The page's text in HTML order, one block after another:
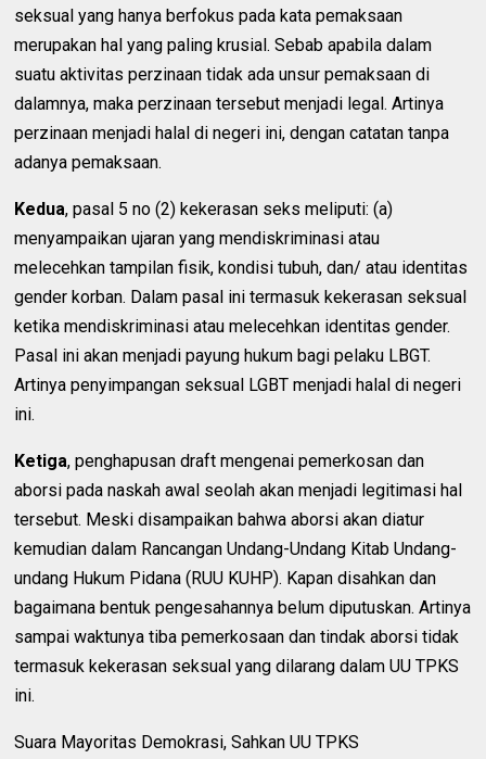
seksual yang hanya berfokus pada kata pemaksaan
merupakan hal yang paling krusial. Sebab apabila dalam
suatu aktivitas perzinaan tidak ada unsur pemaksaan di
dalamnya, maka perzinaan tersebut menjadi legal. Artinya
perzinaan menjadi halal di negeri ini, dengan catatan tanpa
adanya pemaksaan.
Kedua, pasal 5 no (2) kekerasan seks meliputi: (a)
menyampaikan ujaran yang mendiskriminasi atau
melecehkan tampilan fisik, kondisi tubuh, dan/ atau identitas
gender korban. Dalam pasal ini termasuk kekerasan seksual
ketika mendiskriminasi atau melecehkan identitas gender.
Pasal ini akan menjadi payung hukum bagi pelaku LBGT.
Artinya penyimpangan seksual LGBT menjadi halal di negeri
ini.
Ketiga, penghapusan draft mengenai pemerkosan dan
aborsi pada naskah awal seolah akan menjadi legitimasi hal
tersebut. Meski disampaikan bahwa aborsi akan diatur
kemudian dalam Rancangan Undang-Undang Kitab Undang-
undang Hukum Pidana (RUU KUHP). Kapan disahkan dan
bagaimana bentuk pengesahannya belum diputuskan. Artinya
sampai waktunya tiba pemerkosaan dan tindak aborsi tidak
termasuk kekerasan seksual yang dilarang dalam UU TPKS
ini.
Suara Mayoritas Demokrasi, Sahkan UU TPKS